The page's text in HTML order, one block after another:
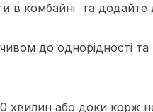
в комбайні та
до однорідності та
хвилин або доки корж